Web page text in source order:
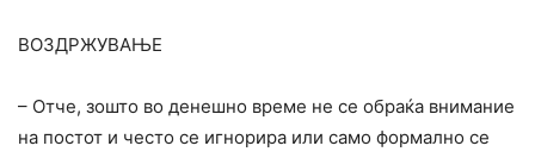
ВОЗДРЖУВАЊЕ
– Отче, зошто во денешно време не се обраќа внимание
на постот и често се игнорира или само формално се